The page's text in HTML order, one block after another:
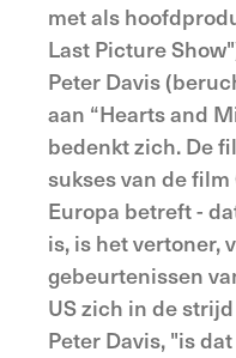
met als
Last Picture
Peter Davis
aan “Hearts and
bedenkt zich. De
sukses van de
Europa betreft -
is, is het vertoner,
gebeurtenissen
US zich in de
Peter Davis, "is